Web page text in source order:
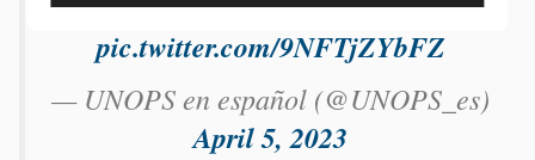
pic.twitter.com/9NFTjZYbFZ
— UNOPS en español (@UNOPS_es)
April 5, 2023